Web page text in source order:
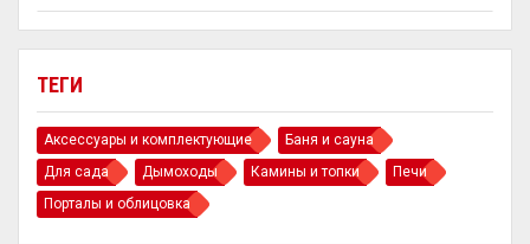
ТЕГИ
Аксессуары и комплектующие
Баня и сауна
Для сада
Дымоходы Камины и топки
Печи
Порталы и облицовка